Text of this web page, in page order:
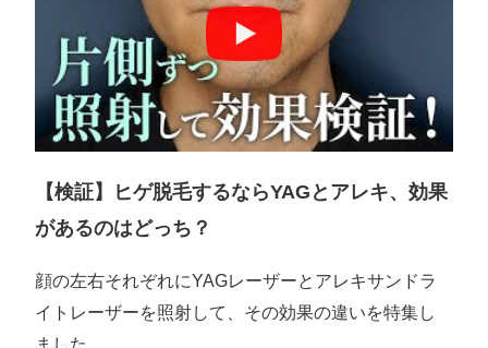
【検証】ヒゲ脱毛するならYAGとアレキ、効果
があるのはどっち？
顔の左右それぞれにYAGレーザーとアレキサンドラ
イトレーザーを照射して、その効果の違いを特集し
ました